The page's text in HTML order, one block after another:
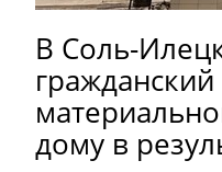
В Соль-
дому в